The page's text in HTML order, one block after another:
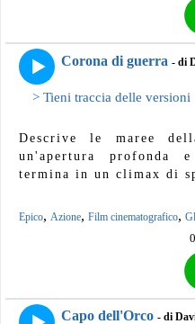
Corona di guerra - di
> Tieni traccia delle versioni
Descrive le maree
un'apertura profonda
termina in un climax di
Epico, Azione, Film cinematografico,
Capo dell'Orco - di